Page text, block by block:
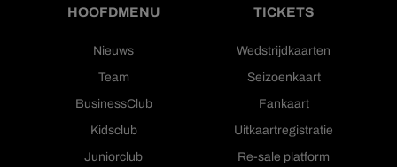
HOOFDMENU
Nieuws
Team
BusinessClub
Kidsclub
Juniorclub
TICKETS
Wedstrijdkaarten
Seizoenkaart
Fankaart
Uitkaartregistratie
Re-sale platform